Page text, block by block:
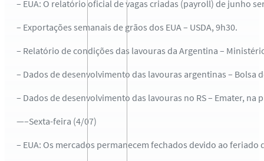
– EUA: O relatório oficial de vagas criadas (payroll) de junho
– Exportações semanais de grãos dos EUA – USDA, 9h30.
– Relatório de condições das lavouras da Argentina –
– Dados de desenvolvimento das lavouras argentinas – Bolsa
– Dados de desenvolvimento das lavouras no RS – Emater, na
—–Sexta-feira (4/07)
– EUA: Os mercados permanecem fechados devido ao feriado